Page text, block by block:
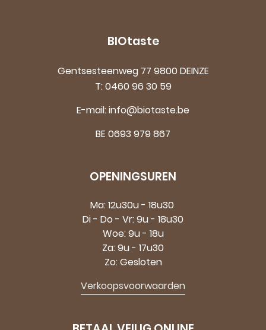
BIOtaste
Gentsesteenweg 77 9800 DEINZE
T:0460 96 30 59
E-mail:info@biotaste.be
BE 0693 979 867
OPENINGSUREN
Ma: 12u30u - 18u30
Di - Do - Vr: 9u - 18u30
Woe: 9u - 18u
Za: 9u - 17u30
Zo: Gesloten
Verkoopsvoorwaarden